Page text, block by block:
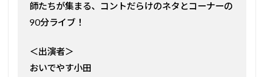
師たちが集まる、コントだらけのネタとコーナーの
90分ライブ！
＜出演者＞
おいでやす小田